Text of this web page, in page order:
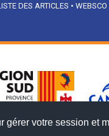
votre session et
DES ARTICLES •